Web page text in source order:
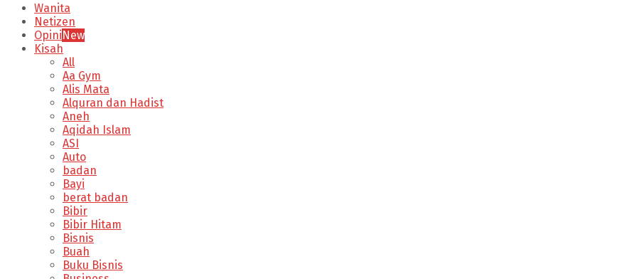
Wanita
Netizen
OpiniNew
Kisah
All
Aa Gym
Alis Mata
Alquran dan Hadist
Aneh
Aqidah Islam
ASI
Auto
badan
Bayi
berat badan
Bibir
Bibir Hitam
Bisnis
Buah
Buku Bisnis